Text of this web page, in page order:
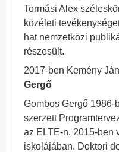
Tormási Alex
közéleti
hat nemzetközi
részesült.
2017-ben Kemény
Gergő
Gombos Gergő 1986-
szerzett
az ELTE-n. 2015-ben
iskolájában. Doktori